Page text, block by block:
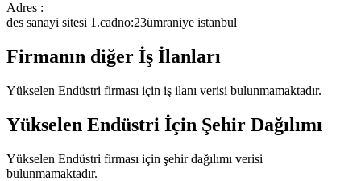
Adres :
des sanayi sitesi 1.cadno:23ümraniye istanbul
Firmanın diğer İş İlanları
Yükselen Endüstri firması için iş ilanı verisi bulunmamaktadır.
Yükselen Endüstri İçin Şehir Dağılımı
Yükselen Endüstri firması için şehir dağılımı verisi
bulunmamaktadır.